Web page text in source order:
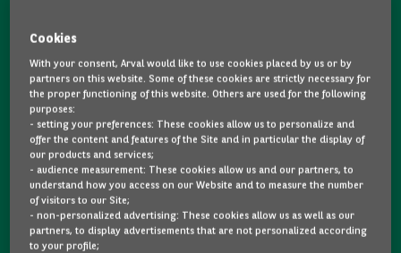
Leasing ou achat ?
FAQ
Contact
actuellement dans notre catalogue.
Le principe de la location à long terme d’une BMW avec Arval
est très simple.
Faites confiance à une société de leasing telle qu’Arval pour le
financement et la gestion de votre BMW pour une durée et un
kilométrage définis. Le contrat d’Arval vous permet de profiter
de nombreux services correspondant à vos besoins :
entretiens, pneus, assurances, assistance… Durant toute la
Cookies
With your consent, Arval would like to use cookies placed by us or by
partners on this website. Some of these cookies are strictly necessary for
the proper functioning of this website. Others are used for the following
purposes:
- setting your preferences: These cookies allow us to personalize and
offer the content and features of the Site and in particular the display of
our products and services;
- audience measurement: These cookies allow us and our partners, to
understand how you access on our Website and to measure the number
of visitors to our Site;
- non-personalized advertising: These cookies allow us as well as our
partners, to display advertisements that are not personalized according
to your profile;